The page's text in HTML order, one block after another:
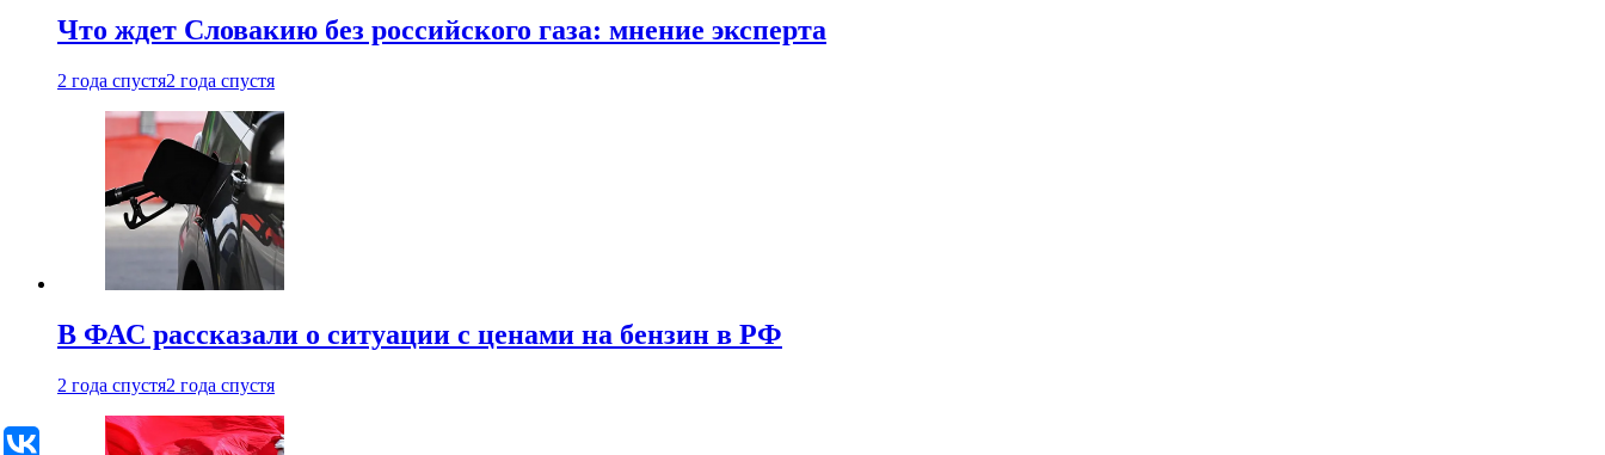
Что ждет Словакию без российского газа: мнение эксперта
2 года спустя2 года спустя
В ФАС рассказали о ситуации с ценами на бензин в РФ
2 года спустя2 года спустя